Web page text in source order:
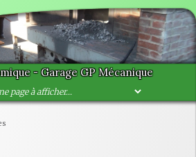
- Garage GP Mécanique